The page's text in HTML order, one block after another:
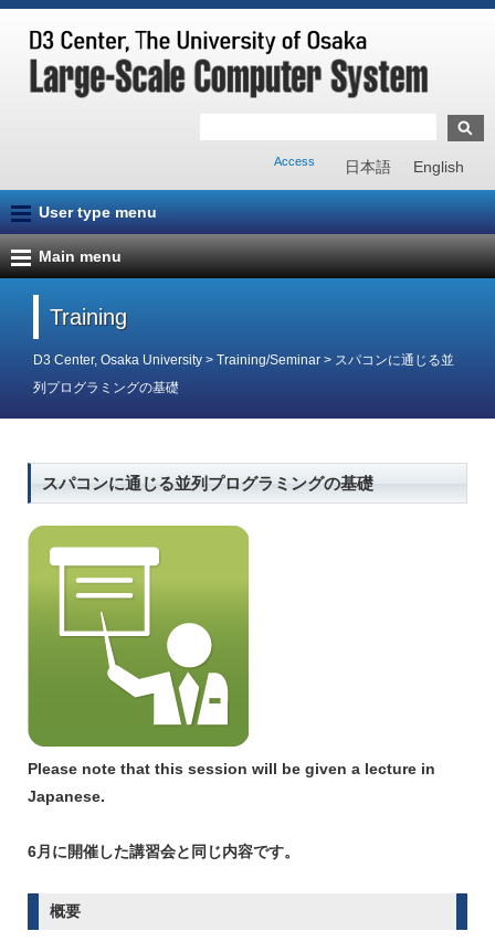
日本語 English
Access
User type menu
Main menu
Training
D3 Center, Osaka University > Training/Seminar > スパコンに通じる並
列プログラミングの基礎
スパコンに通じる並列プログラミングの基礎
Please note that this session will be given a lecture in
Japanese.
6月に開催した講習会と同じ内容です。
概要